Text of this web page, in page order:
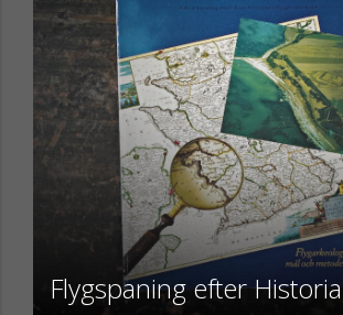
Flygspaning efter Historia